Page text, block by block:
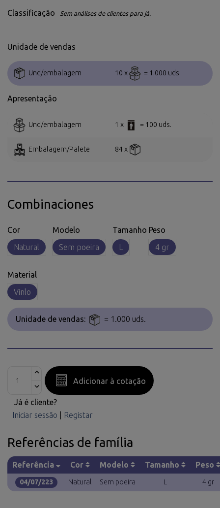
Classificação Sem análises de clientes para já.
Unidade de vendas
Und/embalagem 10 x = 1.000 uds.
Apresentação
Und/embalagem 1 x = 100 uds.
Embalagem/Palete 84 x
Combinaciones
Cor
Natural
Modelo
Sem poeira
Tamanho
L
Peso
4 gr
Material
Vinlo
Unidade de vendas: = 1.000 uds.
Adicionar à cotação
Já é cliente?
Iniciar sessão
Registar
Referências de família
Referência Cor Modelo Tamanho Peso
04/07/223 Natural Sem poeira L 4 gr